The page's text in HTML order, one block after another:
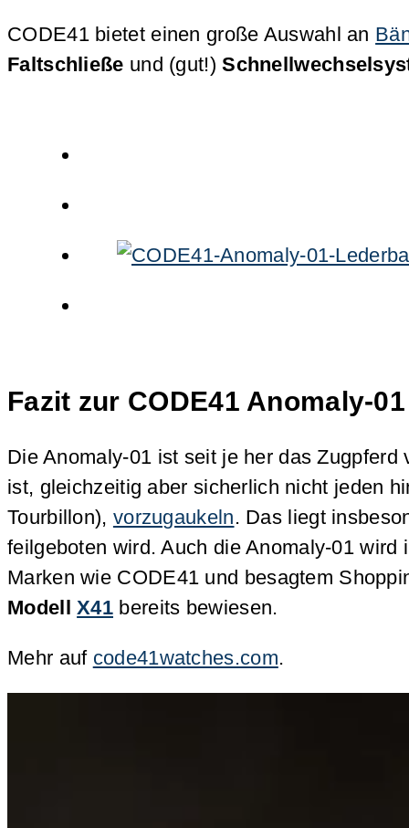
CODE41 bietet einen große Auswahl an
Faltschließe und (gut!)
Fazit zur CODE41 Anomaly-01
Die Anomaly-01 ist seit je her das
ist, gleichzeitig aber sicherlich nicht jeden
Tourbillon), vorzugaukeln. Das liegt
feilgeboten wird. Auch die Anomaly-01
Marken wie CODE41 und besagtem
Modell X41 bereits bewiesen.
Mehr auf code41watches.com.